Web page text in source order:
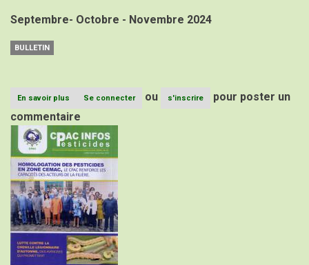
Septembre- Octobre - Novembre 2024
BULLETIN
En savoir plus
Bulletin
CIP
N°29
Se connecter ou s'inscrire
pour poster un
commentaire
Image